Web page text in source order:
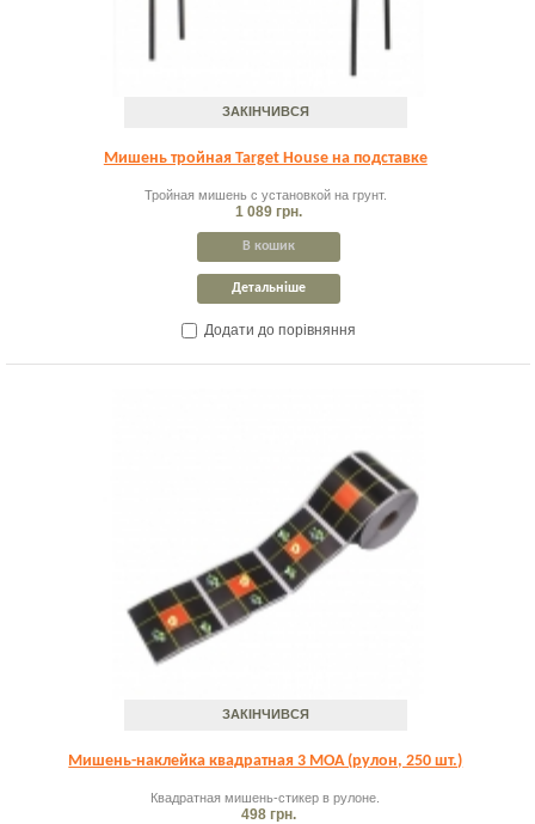
ЗАКІНЧИВСЯ
Мишень тройная Target House на подставке
Тройная мишень с установкой на грунт.
1 089 грн.
В кошик
Детальніше
Додати до порівняння
ЗАКІНЧИВСЯ
Мишень-наклейка квадратная 3 MOA (рулон, 250 шт.)
Квадратная мишень-стикер в рулоне.
498 грн.